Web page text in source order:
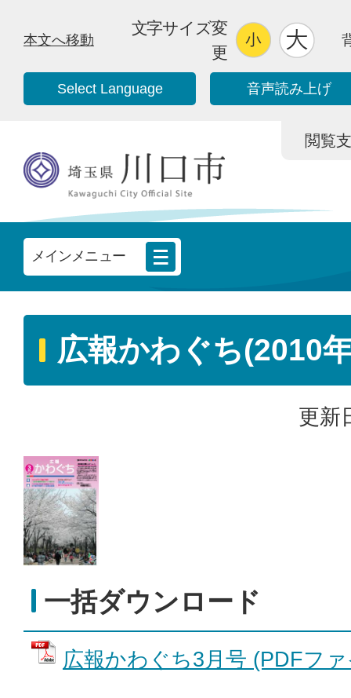
本文へ移動
文字サイズ変
更
Select Language 音声読み上げ
閲覧
メインメニュー
広報かわぐち(2010
更新
一括ダウンロード
広報かわぐち3月号 (PDFフ